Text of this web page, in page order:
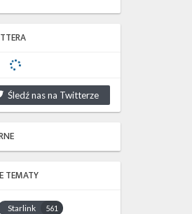
Śledź nas na Twitterze
TEMATY
Starlink 561